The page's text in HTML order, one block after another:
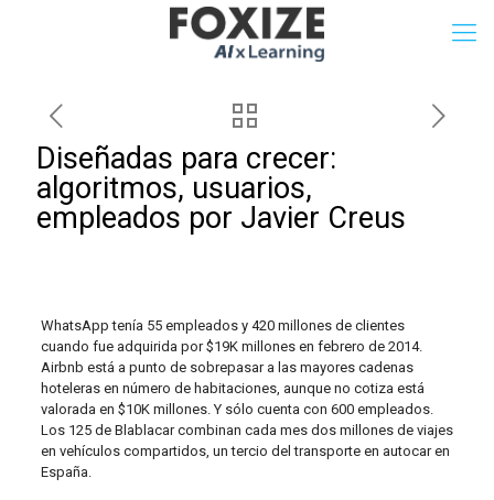
Diseñadas para crecer:
algoritmos, usuarios,
empleados por Javier Creus
WhatsApp tenía 55 empleados y 420 millones de clientes
cuando fue adquirida por $19K millones en febrero de 2014.
Airbnb está a punto de sobrepasar a las mayores cadenas
hoteleras en número de habitaciones, aunque no cotiza está
valorada en $10K millones. Y sólo cuenta con 600 empleados.
Los 125 de Blablacar combinan cada mes dos millones de viajes
en vehículos compartidos, un tercio del transporte en autocar en
España.